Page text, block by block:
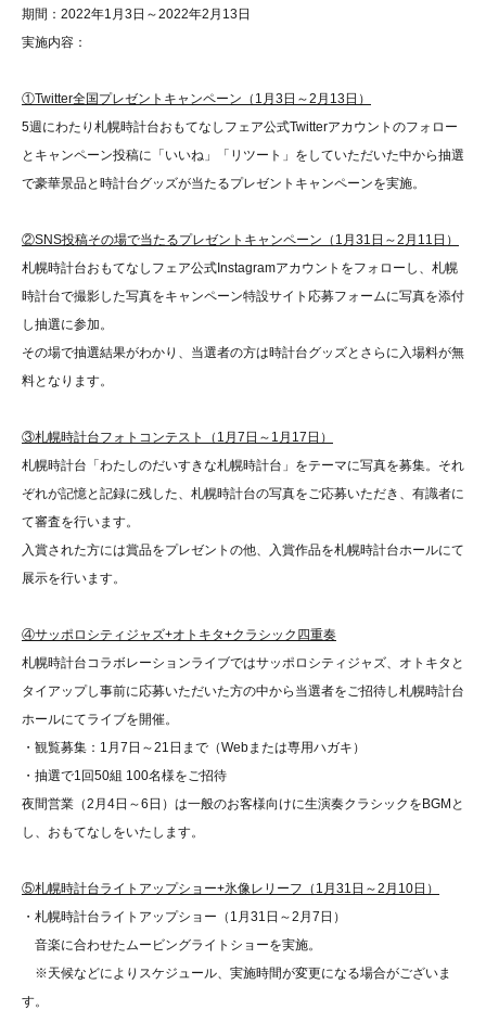
期間：2022年1月3日～2022年2月13日
実施内容：
①Twitter全国プレゼントキャンペーン（1月3日～2月13日）
5週にわたり札幌時計台おもてなしフェア公式Twitterアカウントのフォロー
とキャンペーン投稿に「いいね」「リツート」をしていただいた中から抽選
で豪華景品と時計台グッズが当たるプレゼントキャンペーンを実施。
②SNS投稿その場で当たるプレゼントキャンペーン（1月31日～2月11日）
札幌時計台おもてなしフェア公式Instagramアカウントをフォローし、札幌
時計台で撮影した写真をキャンペーン特設サイト応募フォームに写真を添付
し抽選に参加。
その場で抽選結果がわかり、当選者の方は時計台グッズとさらに入場料が無
料となります。
③札幌時計台フォトコンテスト（1月7日～1月17日）
札幌時計台「わたしのだいすきな札幌時計台」をテーマに写真を募集。それ
ぞれが記憶と記録に残した、札幌時計台の写真をご応募いただき、有識者に
て審査を行います。
入賞された方には賞品をプレゼントの他、入賞作品を札幌時計台ホールにて
展示を行います。
④サッポロシティジャズ+オトキタ+クラシック四重奏
札幌時計台コラボレーションライブではサッポロシティジャズ、オトキタと
タイアップし事前に応募いただいた方の中から当選者をご招待し札幌時計台
ホールにてライブを開催。
・観覧募集：1月7日～21日まで（Webまたは専用ハガキ）
・抽選で1回50組 100名様をご招待
夜間営業（2月4日～6日）は一般のお客様向けに生演奏クラシックをBGMと
し、おもてなしをいたします。
⑤札幌時計台ライトアップショー+氷像レリーフ（1月31日～2月10日）
・札幌時計台ライトアップショー（1月31日～2月7日）
音楽に合わせたムービングライトショーを実施。
※天候などによりスケジュール、実施時間が変更になる場合がございま
す。